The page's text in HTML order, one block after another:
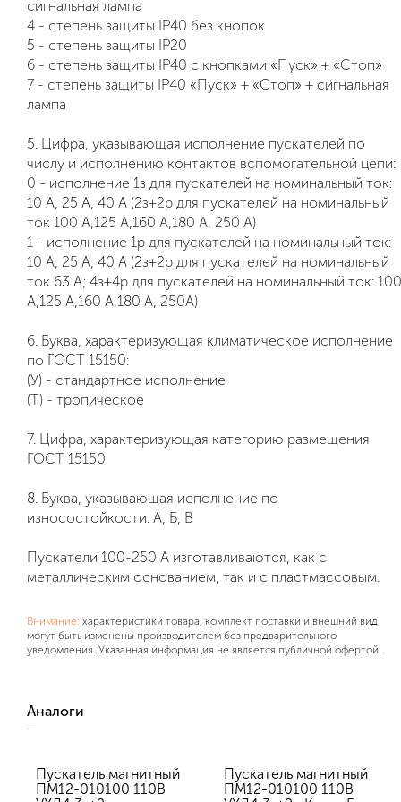
сигнальная лампа
4 - степень защиты IP40 без кнопок
5 - степень защиты IP20
6 - степень защиты IP40 с кнопками «Пуск» + «Стоп»
7 - степень защиты IP40 «Пуск» + «Стоп» + сигнальная
лампа
5. Цифра, указывающая исполнение пускателей по
числу и исполнению контактов вспомогательной цепи:
0 - исполнение 1з для пускателей на номинальный ток:
10 А, 25 А, 40 А (2з+2р для пускателей на номинальный
ток 100 А,125 А,160 А,180 А, 250 А)
1 - исполнение 1р для пускателей на номинальный ток:
10 А, 25 А, 40 А (2з+2р для пускателей на номинальный
ток 63 А; 4з+4р для пускателей на номинальный ток: 100
А,125 А,160 А,180 А, 250А)
6. Буква, характеризующая климатическое исполнение
по ГОСТ 15150:
(У) - стандартное исполнение
(Т) - тропическое
7. Цифра, характеризующая категорию размещения
ГОСТ 15150
8. Буква, указывающая исполнение по
износостойкости: А, Б, В
Пускатели 100-250 А изготавливаются, как с
металлическим основанием, так и с пластмассовым.
Внимание: характеристики товара, комплект поставки и внешний вид
могут быть изменены производителем без предварительного
уведомления. Указанная информация не является публичной офертой.
Аналоги
Пускатель магнитный
ПМ12-010100 110В
Пускатель магнитный
ПМ12-010100 110В